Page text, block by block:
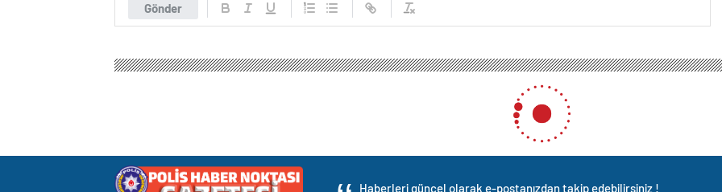
Gönder
Haberleri güncel olarak e-postanızdan takip edebilirsiniz !